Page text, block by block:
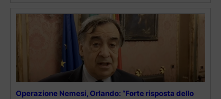
Operazione Nemesi, Orlando: “Forte risposta dello